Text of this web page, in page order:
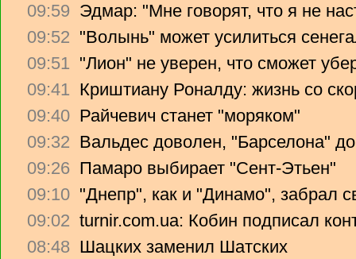
09:59 Эдмар: "Мне говорят, что я не
09:52 "Волынь" может усилиться
09:51 "Лион" не уверен, что сможет
09:41 Криштиану Роналду: жизнь со
09:40 Райчевич станет "моряком"
09:32 Вальдес доволен, "Барселона"
09:26 Памаро выбирает "Сент-Этьен"
09:10 "Днепр", как и "Динамо", забрал
09:02 turnir.com.ua: Кобин подписал
08:48 Шацких заменил Шатских